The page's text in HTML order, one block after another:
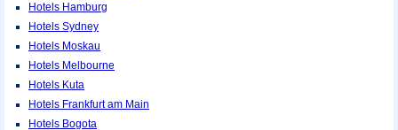
Hotels Hamburg
Hotels Sydney
Hotels Moskau
Hotels Melbourne
Hotels Kuta
Hotels Frankfurt am Main
Hotels Bogota